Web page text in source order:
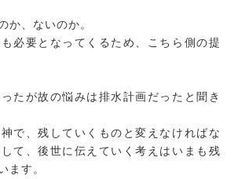
か、ないのか。
必要となってくるため、こちら側の提
たが故の悩みは排水計画だったと聞き
神で、残していくものと変えなければな
て、後世に伝えていく考えはいまも残
ます。